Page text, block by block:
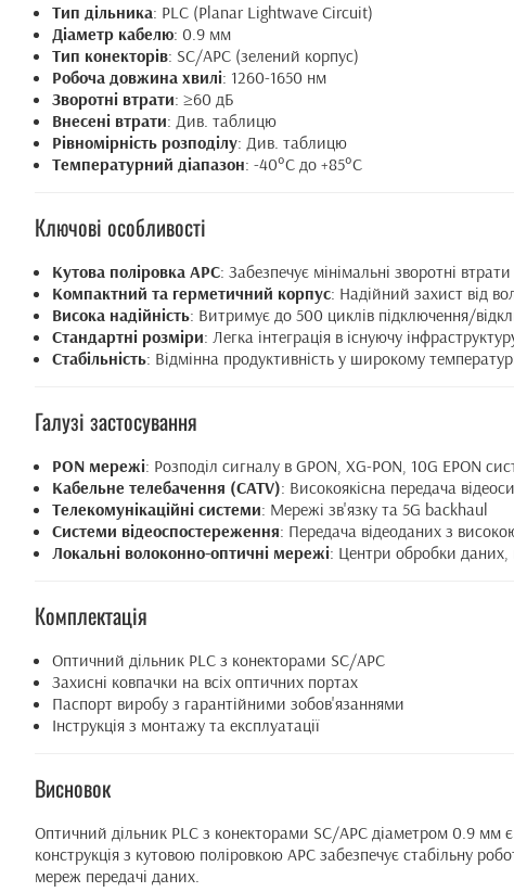
Тип дільника: PLC (Planar Lightwave Circuit)
Діаметр кабелю: 0.9 мм
Тип конекторів: SC/APC (зелений корпус)
Робоча довжина хвилі: 1260-1650 нм
Зворотні втрати: ≥60 дБ
Внесені втрати: Див. таблицю
Рівномірність розподілу: Див. таблицю
Температурний діапазон: -40°C до +85°C
Ключові особливості
Кутова поліровка APC: Забезпечує мінімальні зворотні
Компактний та герметичний корпус: Надійний захист від
Висока надійність: Витримує до 500 циклів підключення/
Стандартні розміри: Легка інтеграція в існуючу
Стабільність: Відмінна продуктивність у широкому
Галузі застосування
PON мережі: Розподіл сигналу в GPON, XG-PON, 10G EPON
Кабельне телебачення (CATV): Високоякісна передача
Телекомунікаційні системи: Мережі зв'язку та 5G backhaul
Системи відеоспостереження: Передача відеоданих з
Локальні волоконно-оптичні мережі: Центри обробки даних,
Комплектація
Оптичний дільник PLC з конекторами SC/APC
Захисні ковпачки на всіх оптичних портах
Паспорт виробу з гарантійними зобов'язаннями
Інструкція з монтажу та експлуатації
Висновок
Оптичний дільник PLC з конекторами SC/APC діаметром 0.9 мм
конструкція з кутовою поліровкою APC забезпечує стабільну
мереж передачі даних.